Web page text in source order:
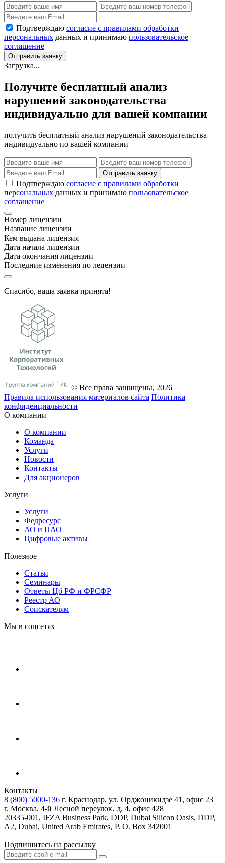
Подтверждаю согласие с правилами обработки
персональных данных и принимаю пользовательское
соглашение
Отправить заявку
Загрузка...
Получите бесплатный анализ
нарушений законодательства
индивидуально для вашей компании
получить бесплатный анализ нарушений законодательства
индивидуально по вашей компании
Отправить заявку
Подтверждаю согласие с правилами обработки
персональных данных и принимаю пользовательское
соглашение
Номер лицензии
Название лицензии
Кем выдана лицензия
Дата начала лицензии
Дата окончания лицензии
Последние изменения по лецензии
Спасибо, ваша заявка принята!
© Все права защищены, 2026
Правила использования материалов сайта Политика
конфиденциальности
О компании
О компании
Команда
Услуги
Новости
Контакты
Для акционеров
Услуги
Услуги
Федресурс
АО и ПАО
Цифровые активы
Полезное
Статьи
Cеминары
Ответы Цб РФ и ФРСФР
Реестр АО
Соискателям
Мы в соцсетях
Контакты
8 (800) 5000-136 г. Краснодар, ул. Орджоникидзе 41, офис 23
г. Москва, 4-й Лесной переулок, д. 4, офис 428
20335-001, IFZA Business Park, DDP, Dubai Silicon Oasis, DDP,
A2, Dubai, United Arab Emirates, P. O. Box 342001
Подпишитесь на рассылку